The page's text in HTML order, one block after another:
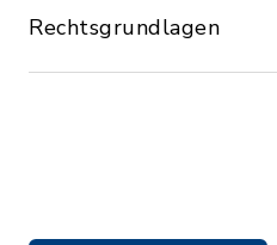
Rechtsgrundlagen